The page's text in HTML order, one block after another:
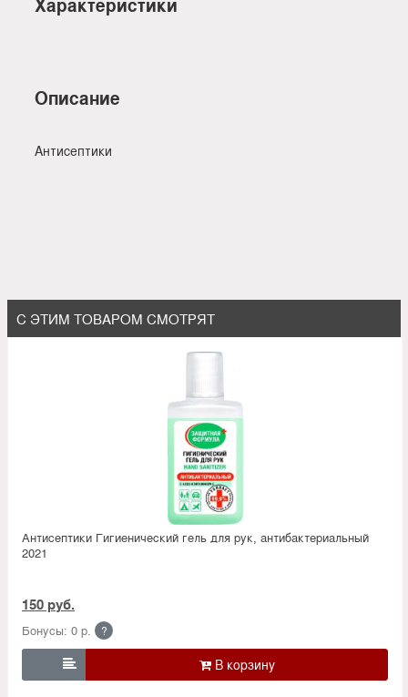
Характеристики
Описание
Антисептики
С ЭТИМ ТОВАРОМ СМОТРЯТ
Антисептики Гигиенический гель для рук, антибактериальный
2021
150 руб.
Бонусы: 0 р. ?
